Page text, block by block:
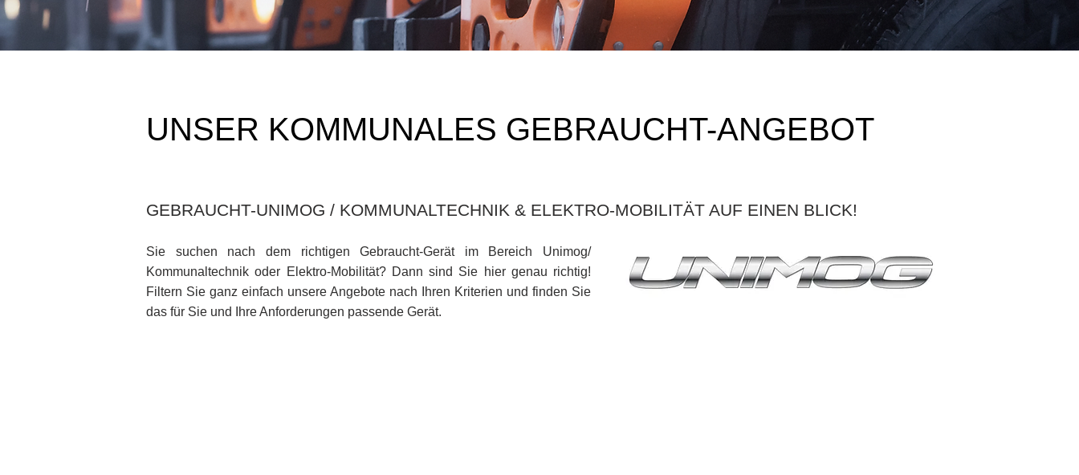
UNSER KOMMUNALES GEBRAUCHT-ANGEBOT
GEBRAUCHT-UNIMOG / KOMMUNALTECHNIK & ELEKTRO-MOBILITÄT AUF EINEN BLICK!
Sie suchen nach dem richtigen Gebraucht-Gerät im Bereich Unimog/
Kommunaltechnik oder Elektro-Mobilität? Dann sind Sie hier genau richtig!
Filtern Sie ganz einfach unsere Angebote nach Ihren Kriterien und finden Sie
das für Sie und Ihre Anforderungen passende Gerät.